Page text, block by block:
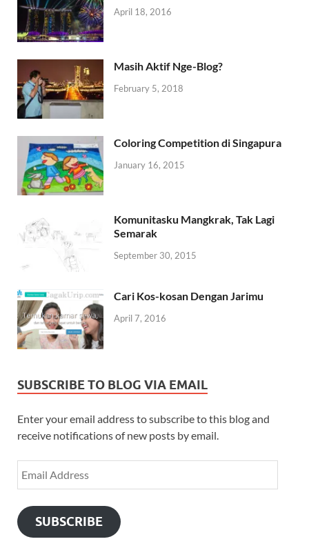
April 18, 2016
Masih Aktif Nge-Blog?
February 5, 2018
Coloring Competition di Singapura
January 16, 2015
Komunitasku Mangkrak, Tak Lagi
Semarak
September 30, 2015
Cari Kos-kosan Dengan Jarimu
April 7, 2016
SUBSCRIBE TO BLOG VIA EMAIL
Enter your email address to subscribe to this blog and
receive notifications of new posts by email.
SUBSCRIBE